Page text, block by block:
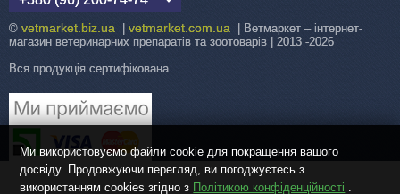
© vetmarket.biz.ua vetmarket.com.ua | Ветмаркет – інтернет-
магазин ветеринарних препаратів та зоотоварів | 2013 -2026
Вся продукція сертифікована
Ми використовуємо файли cookie для покращення вашого
досвіду. Продовжуючи перегляд, ви погоджуєтесь з
використанням cookies згідно з Політикою конфіденційності .